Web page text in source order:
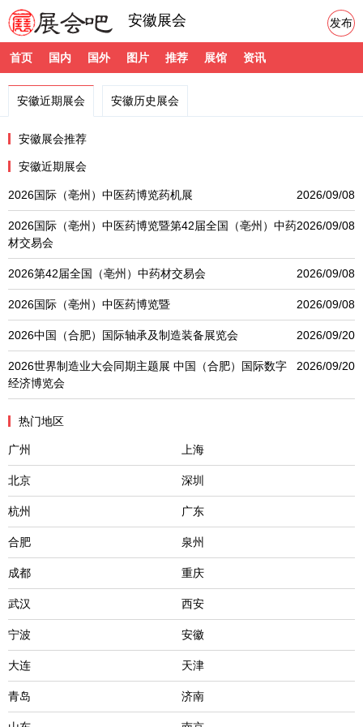
安徽展会
首页 国内 国外 图片 推荐 展馆 资讯
发布
安徽近期展会 安徽历史展会
安徽展会推荐
安徽近期展会
2026/09/08
2026国际（亳州）中医药博览药机展
2026/09/08
2026国际（亳州）中医药博览暨第42届全国（亳州）中药
材交易会
2026/09/08
2026第42届全国（亳州）中药材交易会
2026/09/08
2026国际（亳州）中医药博览暨
2026/09/20
2026中国（合肥）国际轴承及制造装备展览会
2026/09/20
2026世界制造业大会同期主题展 中国（合肥）国际数字
经济博览会
热门地区
广州 上海
北京 深圳
杭州 广东
合肥 泉州
成都 重庆
武汉 西安
宁波 安徽
大连 天津
青岛 济南